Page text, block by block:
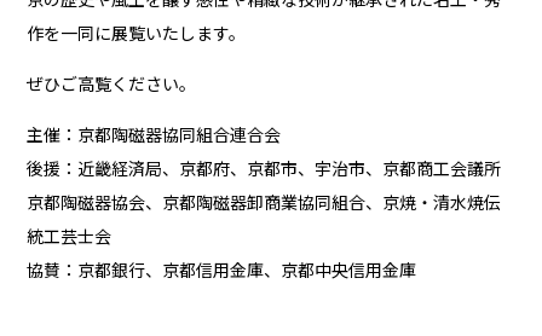
作を一同に展覧いたします。
ぜひご高覧ください。
主催：京都陶磁器協同組合連合会
後援：近畿経済局、京都府、京都市、宇治市、京都商工会議所
京都陶磁器協会、京都陶磁器卸商業協同組合、京焼・清水焼伝
統工芸士会
協賛：京都銀行、京都信用金庫、京都中央信用金庫